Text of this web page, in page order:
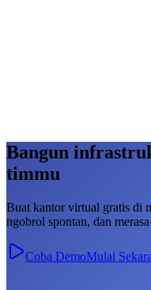
Bangun
timmu
Buat kantor virtual gratis di
ngobrol spontan, dan
Coba DemoMulai